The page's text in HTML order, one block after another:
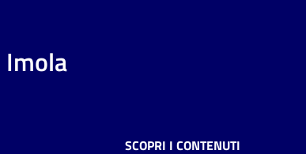
SCOPRI I CONTENUTI